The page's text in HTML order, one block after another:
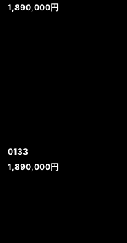
1,890,000円
0133
1,890,000円